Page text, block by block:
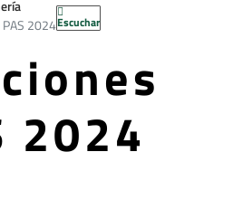
2024Escuchar
2024